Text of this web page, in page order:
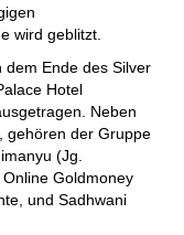
wird geblitzt.
dem Ende des Silver
Hotel
Neben
gehören der Gruppe
(Jg.
Goldmoney
und Sadhwani